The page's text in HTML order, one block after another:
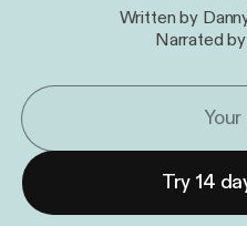
Written by
Narrated
Try 14